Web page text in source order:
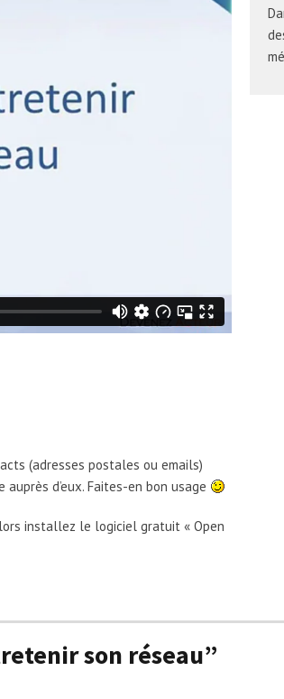
(adresses postales ou emails)
d’eux. Faites-en bon usage
installez le logiciel gratuit « Open
son réseau”